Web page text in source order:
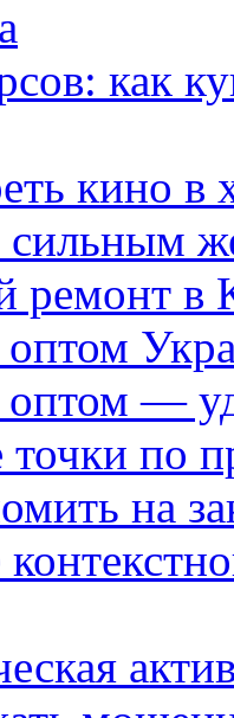
как
кино в
ремонт в
оптом
оптом —
по
на